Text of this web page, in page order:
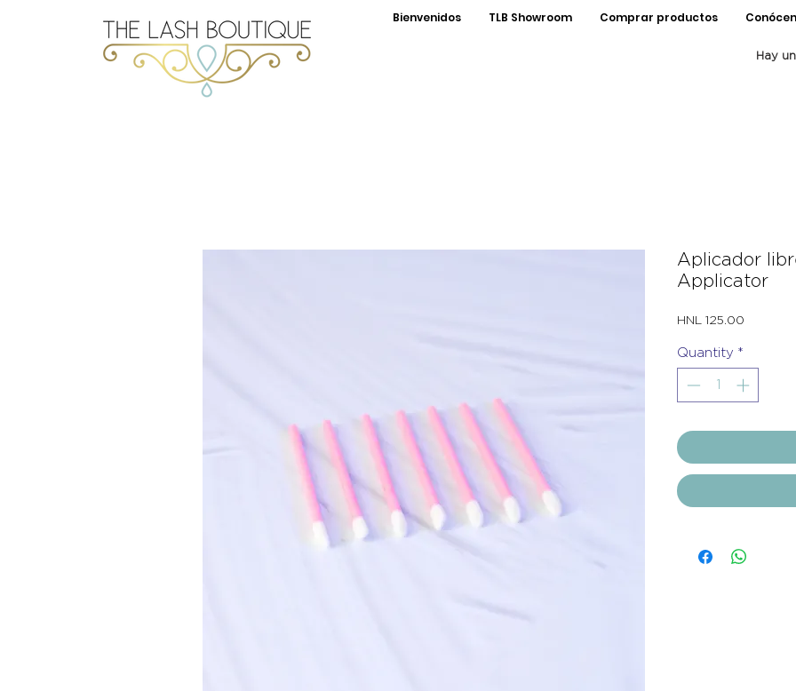
Bienvenidos TLB Showroom Comprar productos
Hay
Aplicador
Applicator
HNL 125.00
Quantity *